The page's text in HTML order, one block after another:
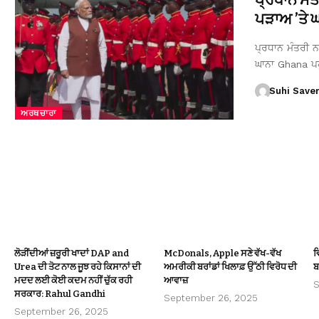
ਅਰਥਚਾਰਾ
ਪੜਾਅ ’ਤੇ
ਪ੍ਰਧਾਨ ਮੰਤਰੀ
ਘਾਨਾ Ghana
Suhi
ਲੋੜੀਂਦੀਆਂ ਜ਼ਰੂਰੀ ਖਾਦਾਂ DAP and
Urea ਦੀ ਤੋਟ ਨਾਲ ਜੂਝ ਰਹੇ ਕਿਸਾਨਾਂ ਦੀ
ਮਦਦ ਲਈ ਕੋਈ ਕਦਮ ਨਹੀਂ ਚੁੱਕ ਰਹੀ
ਸਰਕਾਰ: Rahul Gandhi
September 26, 2025
McDonals, Apple ਸਣੇ ਵੱਖ-ਵੱਖ
ਅਮਰੀਕੀ ਬਰਾਂਡਾਂ ਖਿਲਾਫ਼ ਉੱਠੀ ਵਿਰੋਧ ਦੀ
ਆਵਾਜ਼
September 26, 2025